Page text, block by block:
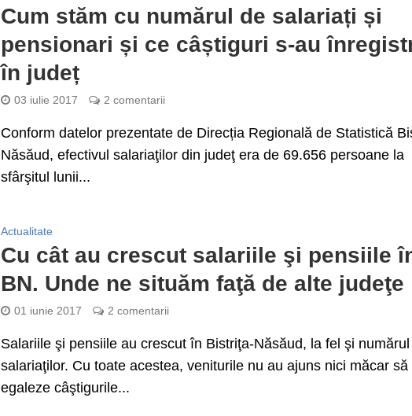
Cum stăm cu numărul de salariați și
pensionari și ce câștiguri s-au
în județ
03 iulie 2017 2 comentarii
Conform datelor prezentate de Direcția Regională de Statistică
Năsăud, efectivul salariaţilor din judeţ era de 69.656 persoane la
sfârşitul lunii...
Actualitate
Cu cât au crescut salariile şi pensiile
BN. Unde ne situăm faţă de alte judeţe
01 iunie 2017 2 comentarii
Salariile şi pensiile au crescut în Bistriţa-Năsăud, la fel şi numărul
salariaţilor. Cu toate acestea, veniturile nu au ajuns nici măcar să
egaleze câştigurile...